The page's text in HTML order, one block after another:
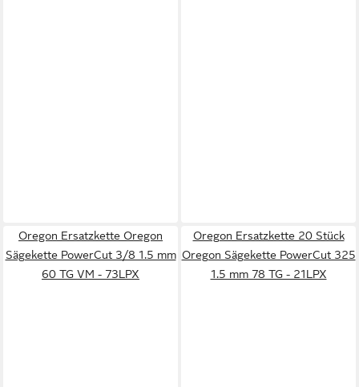
Oregon Ersatzkette Oregon
Sägekette PowerCut 3/8 1.5 mm
60 TG VM - 73LPX
Oregon Ersatzkette 20 Stück
Oregon Sägekette PowerCut 325
1.5 mm 78 TG - 21LPX